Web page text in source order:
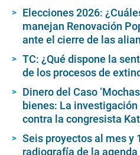
Elecciones 2026:
manejan Renovación
ante el cierre de las
TC: ¿Qué dispone la
de los procesos de
Dinero del Caso
bienes: La
contra la congresista
Seis proyectos al mes y
radiografía de la